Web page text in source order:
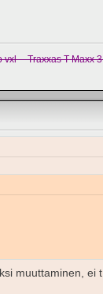
vxl -- Traxxas T-Maxx
muuttaminen, ei t